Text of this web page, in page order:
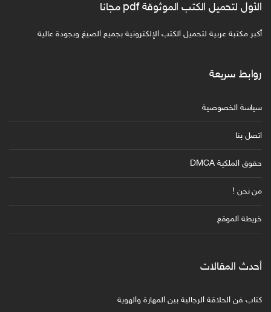
الأول لتحميل الكتب الموثوقة pdf مجانا
أكبر مكتبة عربية لتحميل الكتب الإلكترونية بجميع الصيغ وبجودة عالية
روابط سريعة
سياسة الخصوصية
اتصل بنا
حقوق الملكية DMCA
من نحن !
خريطة الموقع
أحدث المقالات
كتاب فن الحلاقة الرجالية بين المهارة والهوية